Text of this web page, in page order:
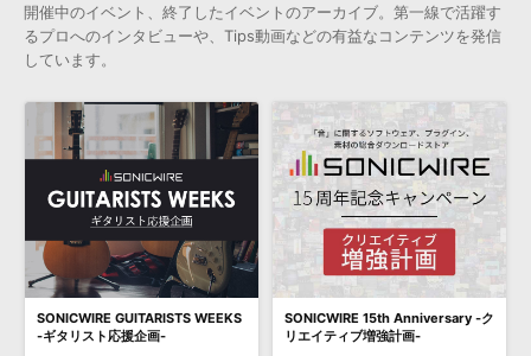
開催中のイベント、終了したイベントのアーカイブ。第一線で活躍す
るプロへのインタビューや、Tips動画などの有益なコンテンツを発信
しています。
SONICWIRE GUITARISTS WEEKS
-ギタリスト応援企画-
SONICWIRE 15th Anniversary -ク
リエイティブ増強計画-